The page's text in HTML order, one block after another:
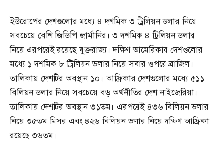
ইউরোপের দেশগুলোর মধ্যে ৪ দশমিক ৩ ট্রিলিয়ন ডলার নিয়ে
সবচেয়ে বেশি জিডিপি জার্মানির। ৩ দশমিক ৪ ট্রিলিয়ন ডলার
নিয়ে এরপরেই রয়েছে যুক্তরাজ্য। দক্ষিণ আমেরিকার দেশগুলোর
মধ্যে ১ দশমিক ৮ ট্রিলিয়ন ডলার নিয়ে সবার ওপরে ব্রাজিল।
তালিকায় দেশটির অবস্থান ১০। আফ্রিকার দেশগুলোর মধ্যে ৫১১
বিলিয়ন ডলার নিয়ে সবচেয়ে বড় অর্থনীতির দেশ নাইজেরিয়া।
তালিকায় দেশটির অবস্থান ৩১তম। এরপরেই ৪৩৬ বিলিয়ন ডলার
নিয়ে ৩৫তম মিসর এবং ৪২৬ বিলিয়ন ডলার নিয়ে দক্ষিণ আফ্রিকা
রয়েছে ৩৬তম।